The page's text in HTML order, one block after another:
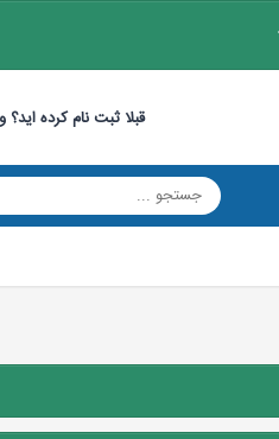
قبلا ثبت نام کرده